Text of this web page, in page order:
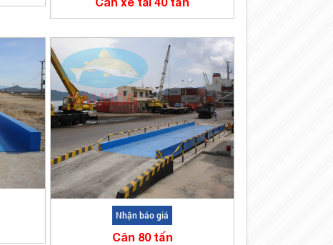
Nhận báo giá
Cân 80 tấn